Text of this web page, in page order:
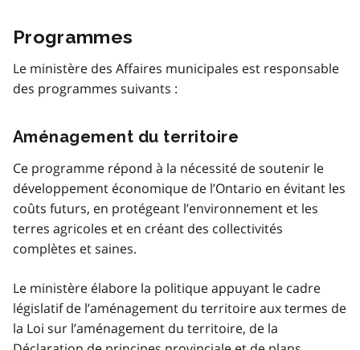
Programmes
Le ministère des Affaires municipales est responsable
des programmes suivants :
Aménagement du territoire
Ce programme répond à la nécessité de soutenir le
développement économique de l’Ontario en évitant les
coûts futurs, en protégeant l’environnement et les
terres agricoles et en créant des collectivités
complètes et saines.
Le ministère élabore la politique appuyant le cadre
législatif de l’aménagement du territoire aux termes de
la Loi sur l’aménagement du territoire, de la